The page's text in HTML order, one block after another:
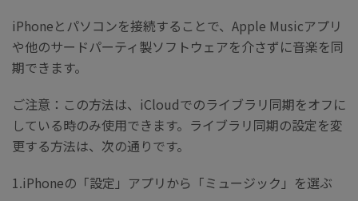
iPhoneとパソコンを接続することで、Apple Musicアプリ
や他のサードパーティ製ソフトウェアを介さずに音楽を同
期できます。
ご注意：この方法は、iCloudでのライブラリ同期をオフに
している時のみ使用できます。ライブラリ同期の設定を変
更する方法は、次の通りです。
1.iPhoneの「設定」アプリから「ミュージック」を選ぶ